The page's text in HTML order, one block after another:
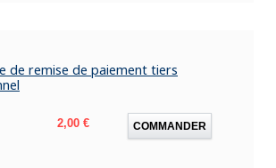
de remise de paiement tiers
Prix
2,00 € COMMANDER